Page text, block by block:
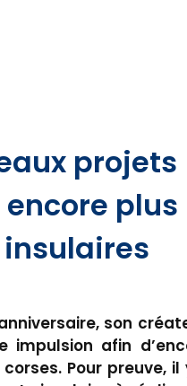
projets
plus
son
impulsion afin
Pour preuve, il